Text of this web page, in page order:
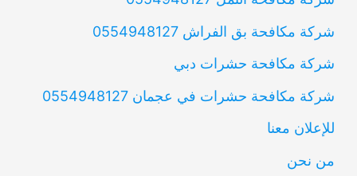
شركة مكافحة بق الفراش 0554948127
شركة مكافحة حشرات دبي
شركة مكافحة حشرات في عجمان 0554948127
للإعلان معنا
من نحن